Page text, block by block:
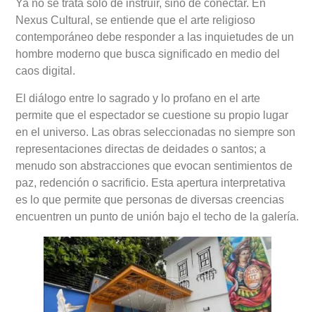
Ya no se trata solo de instruir, sino de conectar. En
Nexus Cultural, se entiende que el arte religioso
contemporáneo debe responder a las inquietudes de un
hombre moderno que busca significado en medio del
caos digital.
El diálogo entre lo sagrado y lo profano en el arte
permite que el espectador se cuestione su propio lugar
en el universo. Las obras seleccionadas no siempre son
representaciones directas de deidades o santos; a
menudo son abstracciones que evocan sentimientos de
paz, redención o sacrificio. Esta apertura interpretativa
es lo que permite que personas de diversas creencias
encuentren un punto de unión bajo el techo de la galería.